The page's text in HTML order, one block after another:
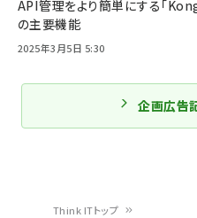
Think ITトップ
API管理をより簡単にする「
の主要機能
2025年3月5日 5:30
企画広告